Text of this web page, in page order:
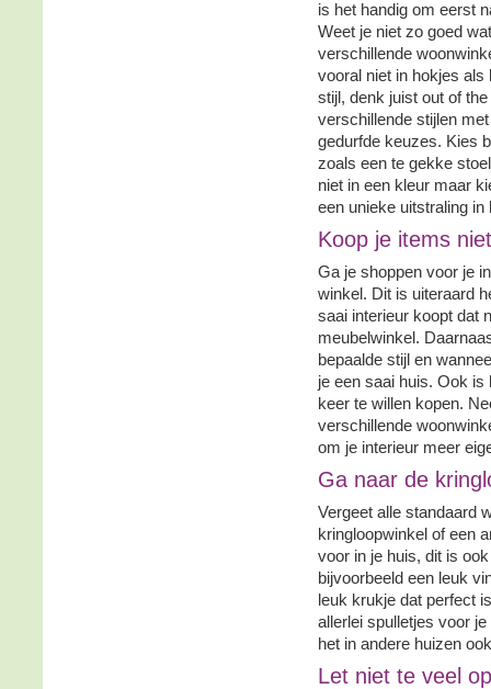
is het handig om eerst
Weet je niet zo goed
verschillende
vooral niet in hokjes als
stijl, denk juist out of
verschillende stijlen
gedurfde keuzes. Kies
zoals een te gekke
niet in een kleur maar
een unieke uitstraling in
Koop je items
Ga je shoppen voor je
winkel. Dit is uiteraard
saai interieur koopt dat
meubelwinkel.
bepaalde stijl en
je een saai huis. Ook is
keer te willen kopen.
verschillende
om je interieur meer
Ga naar de
Vergeet alle standaard
kringloopwinkel of een
voor in je huis, dit is
bijvoorbeeld een leuk
leuk krukje dat perfect
allerlei spulletjes voor
het in andere huizen
Let niet te veel